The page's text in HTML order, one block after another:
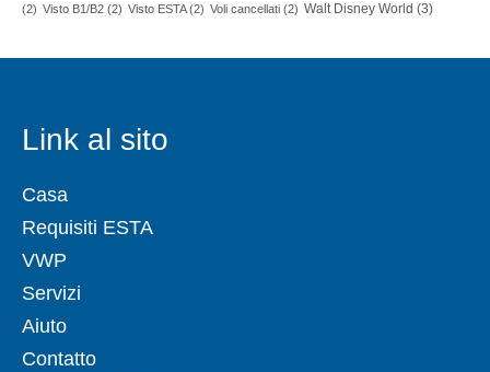
(2) Visto B1/B2 (2) Visto ESTA(2) Voli cancellati (2) Walt Disney World (3)
Link al sito
Casa
Requisiti ESTA
VWP
Servizi
Aiuto
Contatto